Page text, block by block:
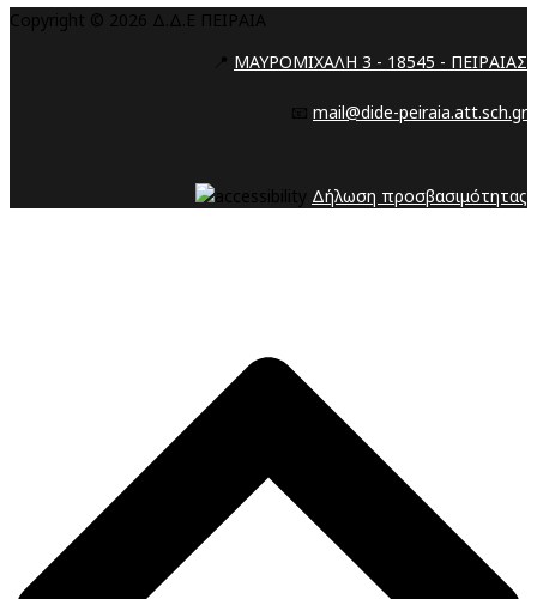
Copyright © 2026 Δ.Δ.Ε ΠΕΙΡΑΙΑ
📍 ΜΑΥΡΟΜΙΧΑΛΗ 3 - 18545 - ΠΕΙΡΑΙΑΣ
📧 mail@dide-peiraia.att.sch.gr
Δήλωση προσβασιμότητας